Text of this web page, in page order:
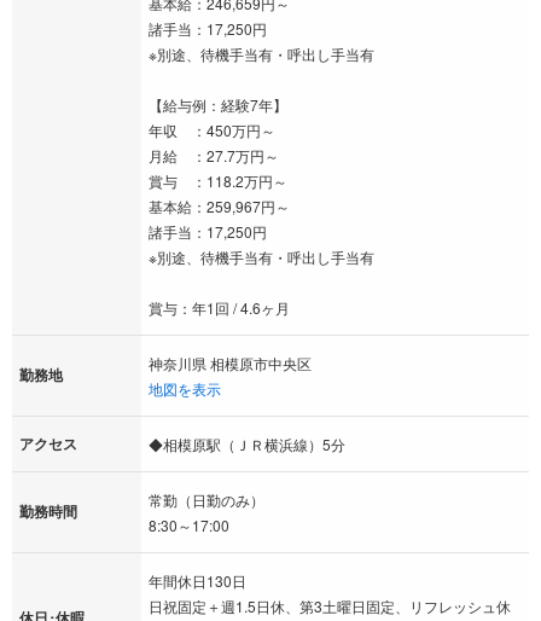
諸手当：17,250円
※別途、待機手当有・呼出し手当有
【給与例：経験7年】
年収 ：450万円～
月給 ：27.7万円～
賞与 ：118.2万円～
基本給：259,967円～
諸手当：17,250円
※別途、待機手当有・呼出し手当有
賞与：年1回 / 4.6ヶ月
勤務地
神奈川県 相模原市中央区
地図を表示
アクセス ◆相模原駅（ＪＲ横浜線）5分
勤務時間
常勤（日勤のみ）
8:30～17:00
年間休日130日
日祝固定＋週1.5日休、第3土曜日固定、リフレッシュ休